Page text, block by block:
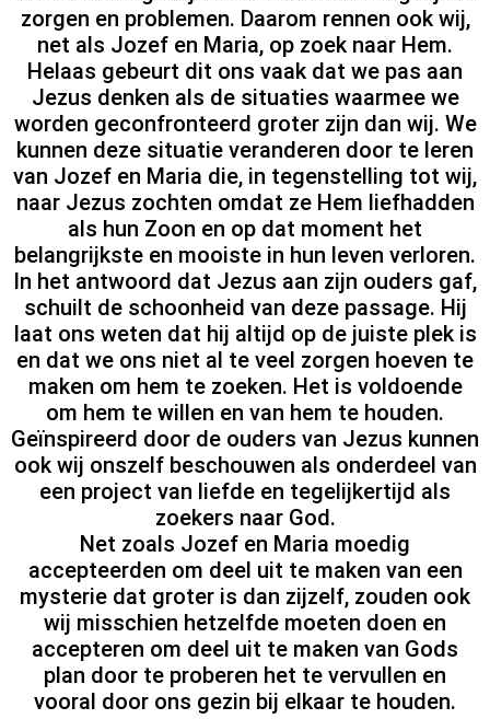
zorgen en problemen. Daarom rennen ook wij,
net als Jozef en Maria, op zoek naar Hem.
Helaas gebeurt dit ons vaak dat we pas aan
Jezus denken als de situaties waarmee we
worden geconfronteerd groter zijn dan wij. We
kunnen deze situatie veranderen door te leren
van Jozef en Maria die, in tegenstelling tot wij,
naar Jezus zochten omdat ze Hem liefhadden
als hun Zoon en op dat moment het
belangrijkste en mooiste in hun leven verloren.
In het antwoord dat Jezus aan zijn ouders gaf,
schuilt de schoonheid van deze passage. Hij
laat ons weten dat hij altijd op de juiste plek is
en dat we ons niet al te veel zorgen hoeven te
maken om hem te zoeken. Het is voldoende
om hem te willen en van hem te houden.
Geïnspireerd door de ouders van Jezus kunnen
ook wij onszelf beschouwen als onderdeel van
een project van liefde en tegelijkertijd als
zoekers naar God.
Net zoals Jozef en Maria moedig
accepteerden om deel uit te maken van een
mysterie dat groter is dan zijzelf, zouden ook
wij misschien hetzelfde moeten doen en
accepteren om deel uit te maken van Gods
plan door te proberen het te vervullen en
vooral door ons gezin bij elkaar te houden.